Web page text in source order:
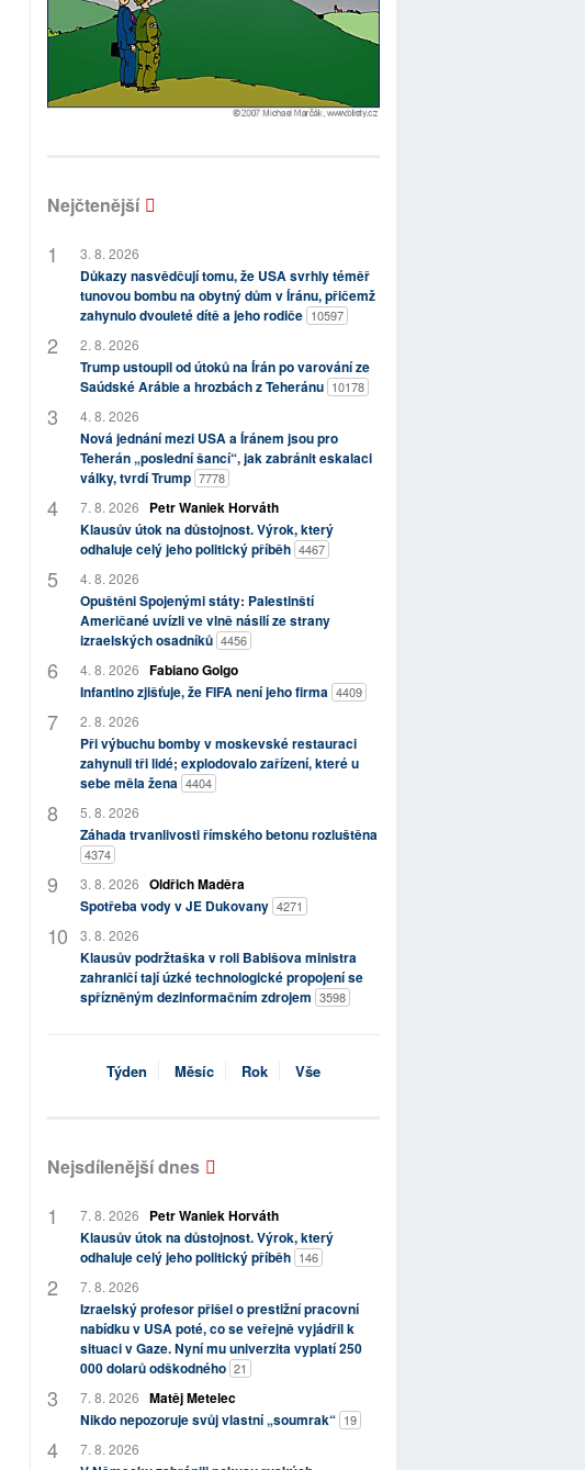
Nejčtenější
3. 8. 2026
Důkazy nasvědčují tomu, že USA svrhly téměř
tunovou bombu na obytný dům v Íránu, přičemž
zahynulo dvouleté dítě a jeho rodiče 10597
2. 8. 2026
Trump ustoupil od útoků na Írán po varování ze
Saúdské Arábie a hrozbách z Teheránu 10178
4. 8. 2026
Nová jednání mezi USA a Íránem jsou pro
Teherán „poslední šancí“, jak zabránit eskalaci
války, tvrdí Trump 7778
7. 8. 2026
Petr Waniek Horváth
Klausův útok na důstojnost. Výrok, který
odhaluje celý jeho politický příběh 4467
4. 8. 2026
Opuštěni Spojenými státy: Palestinští
Američané uvízli ve vlně násilí ze strany
izraelských osadníků 4456
4. 8. 2026 Fabiano Golgo
Infantino zjišťuje, že FIFA není jeho firma 4409
2. 8. 2026
Při výbuchu bomby v moskevské restauraci
zahynuli tři lidé; explodovalo zařízení, které u
sebe měla žena 4404
5. 8. 2026
Záhada trvanlivosti římského betonu rozluštěna
4374
3. 8. 2026 Oldřich Maděra
Spotřeba vody v JE Dukovany 4271
3. 8. 2026
Klausův podržtaška v roli Babišova ministra
zahraničí tají úzké technologické propojení se
spřízněným dezinformačním zdrojem 3598
Týden Měsíc Rok Vše
Nejsdílenější dnes
7. 8. 2026
Petr Waniek Horváth
Klausův útok na důstojnost. Výrok, který
odhaluje celý jeho politický příběh 146
7. 8. 2026
Izraelský profesor přišel o prestižní pracovní
nabídku v USA poté, co se veřejně vyjádřil k
situaci v Gaze. Nyní mu univerzita vyplatí 250
000 dolarů odškodného 21
7. 8. 2026 Matěj Metelec
Nikdo nepozoruje svůj vlastní „soumrak“ 19
7. 8. 2026